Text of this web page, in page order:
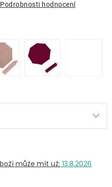
Podrobnosti hodnocení
13.8.2026